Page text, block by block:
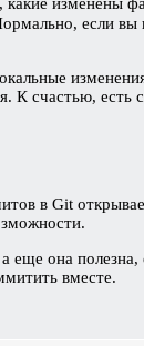
если вы
К счастью, есть
в Git
она
вместе.